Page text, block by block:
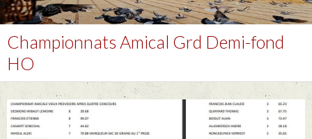
Météo / Het weer
Lâcher / Los
Result. clubs, Provincial, (Inter)National
RFCB / KBDB
Championnats Amical Grd Demi-fond
HO